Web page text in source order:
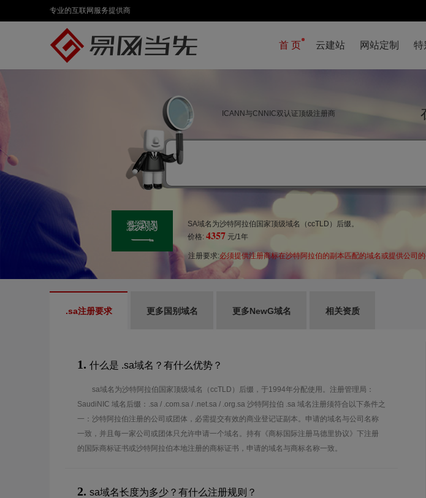
专业的互联网服务提供商
首 页 云建站 网站定制 特
ICANN与CNNIC双认证顶级注册商
SA域名为沙特阿拉伯国家顶级域名（ccTLD）后缀。
价格: 4357 元/1年
注册要求:必须提供注册商标在沙特阿拉伯的副本匹配的域名或提供公司
.sa注册要求 更多国别域名 更多NewG域名 相关资质
1. 什么是 .sa域名？有什么优势？
sa域名为沙特阿拉伯国家顶级域名（ccTLD）后缀，于1994年分配使用。注册管理局：
SaudiNIC 域名后缀：.sa / .com.sa / .net.sa / .org.sa 沙特阿拉伯 .sa 域名注册须符合以下条件之
一：沙特阿拉伯注册的公司或团体，必需提交有效的商业登记证副本。申请的域名与公司名称
一致，并且每一家公司或团体只允许申请一个域名。持有《商标国际注册马德里协议》下注册
的国际商标证书或沙特阿拉伯本地注册的商标证书，申请的域名与商标名称一致。
2. sa域名长度为多少？有什么注册规则？